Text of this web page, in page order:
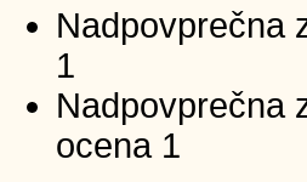
Nadpovprečna
1
Nadpovprečna
ocena 1